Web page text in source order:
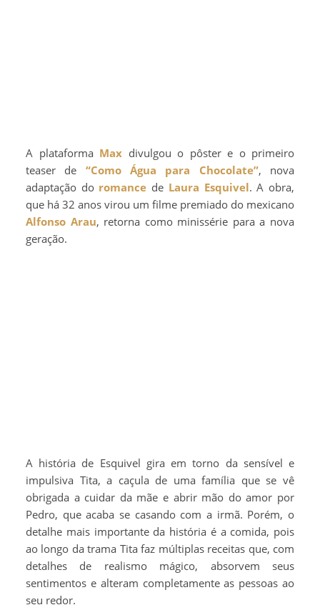
A plataforma Max divulgou o pôster e o primeiro
teaser de “Como Água para Chocolate”, nova
adaptação do romance de Laura Esquivel. A obra,
que há 32 anos virou um filme premiado do mexicano
Alfonso Arau, retorna como minissérie para a nova
geração.
A história de Esquivel gira em torno da sensível e
impulsiva Tita, a caçula de uma família que se vê
obrigada a cuidar da mãe e abrir mão do amor por
Pedro, que acaba se casando com a irmã. Porém, o
detalhe mais importante da história é a comida, pois
ao longo da trama Tita faz múltiplas receitas que, com
detalhes de realismo mágico, absorvem seus
sentimentos e alteram completamente as pessoas ao
seu redor.